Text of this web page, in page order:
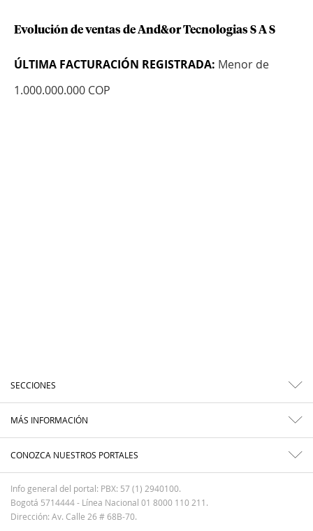
Evolución de ventas de And&or Tecnologias S A S
ÚLTIMA FACTURACIÓN REGISTRADA: Menor de
1.000.000.000 COP
SECCIONES
MÁS INFORMACIÓN
CONOZCA NUESTROS PORTALES
Info general del portal: PBX: 57 (1) 2940100.
Bogotá 5714444 - Línea Nacional 01 8000 110 211.
Dirección: Av. Calle 26 # 68B-70.